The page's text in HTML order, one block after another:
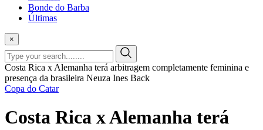
Bonde do Barba
Últimas
×
Costa Rica x Alemanha terá arbitragem completamente feminina e
presença da brasileira Neuza Ines Back
Copa do Catar
Costa Rica x Alemanha terá